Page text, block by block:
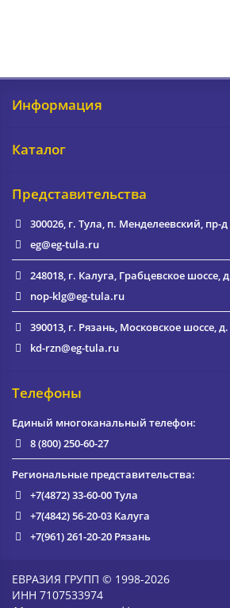
Информация
Каталог
Представительства
300026, г. Тула, п. Менделеевский, пр-
eg@eg-tula.ru
248018, г. Калуга, Грабцевское шоссе,
nop-klg@eg-tula.ru
390013, г. Рязань, Московское шоссе,
kd-rzn@eg-tula.ru
Телефоны
Единый многоканальный телефон:
8 (800) 250-60-27
Региональные представительства:
+7(4872) 33-60-00Тула
+7(4842) 56-20-03Калуга
+7(961) 261-20-20Рязань
ЕВРАЗИЯ ГРУПП © 1998-2026
ИНН 7107533974